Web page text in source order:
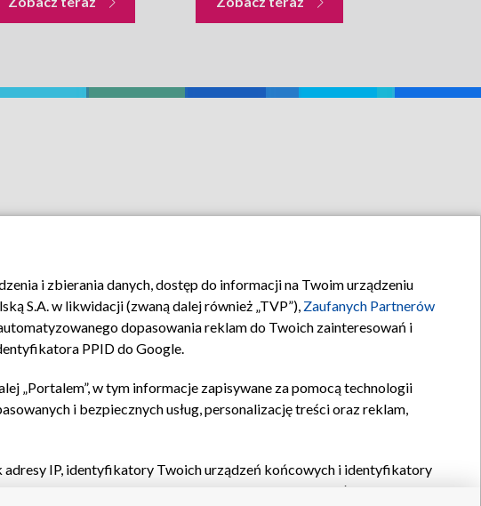
Jantar. Inscenizacje zabawnych
jest fragmentami filmów
i zbierania danych, dostęp do informacji na Twoim urządzeniu
S.A. w likwidacji (zwaną dalej również „TVP”), Zaufanych Partnerów
dopasowania reklam do Twoich zainteresowań i
PPID do Google.
„Portalem”, w tym informacje zapisywane za pomocą technologii
i bezpiecznych usług, personalizację treści oraz reklam,
adresy IP, identyfikatory Twoich urządzeń końcowych i identyfikatory
oraz pozostałych